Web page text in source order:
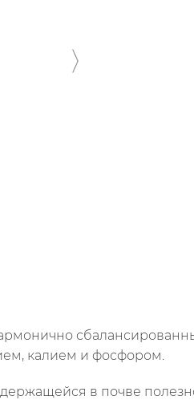
калием и фосфором.
в почве